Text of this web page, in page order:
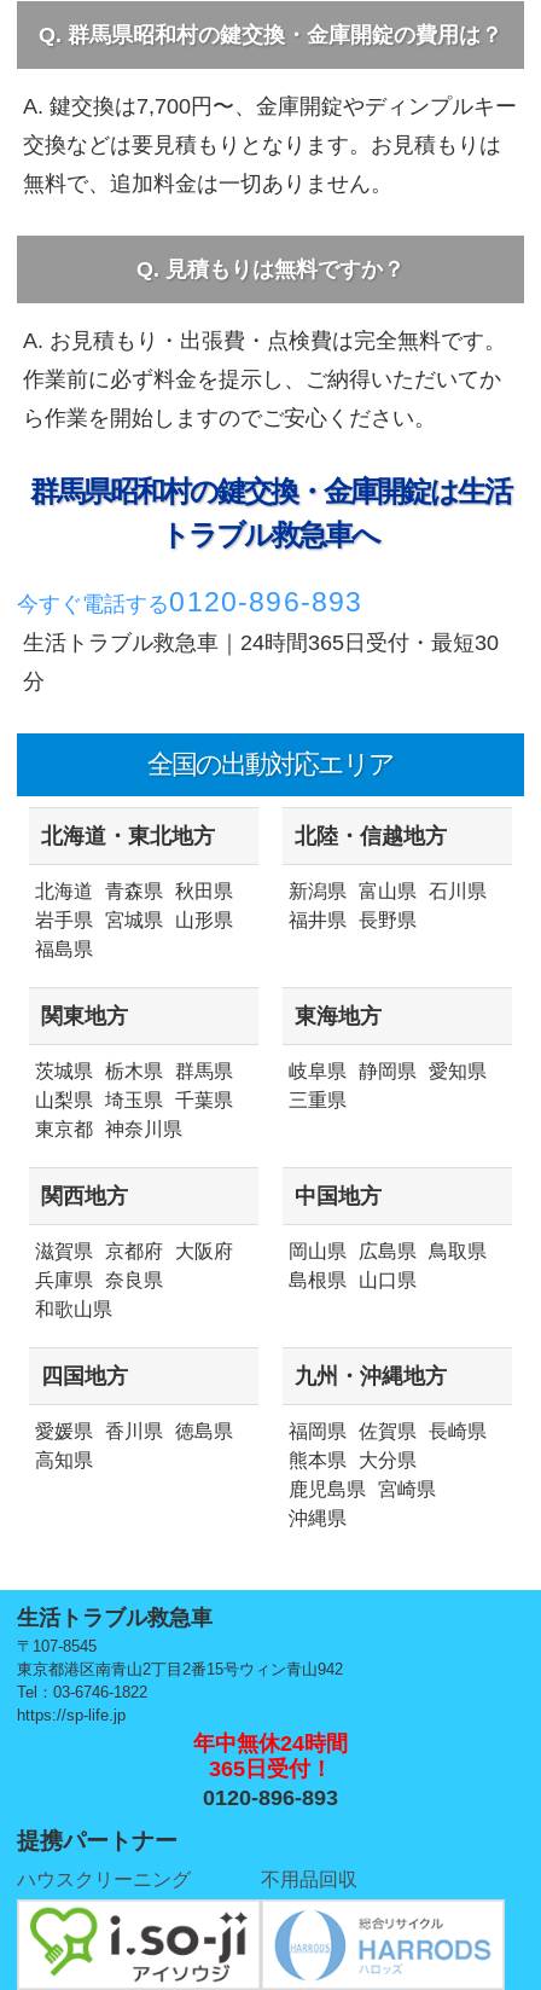
Q. 群馬県昭和村の鍵交換・金庫開錠の費用は？
A. 鍵交換は7,700円〜、金庫開錠やディンプルキー
交換などは要見積もりとなります。お見積もりは
無料で、追加料金は一切ありません。
Q. 見積もりは無料ですか？
A. お見積もり・出張費・点検費は完全無料です。
作業前に必ず料金を提示し、ご納得いただいてか
ら作業を開始しますのでご安心ください。
群馬県昭和村の鍵交換・金庫開錠は生活
トラブル救急車へ
今すぐ電話する0120-896-893
生活トラブル救急車｜24時間365日受付・最短30
分
全国の出動対応エリア
北海道・東北地方
北海道 青森県
秋田県
岩手県
宮城県
山形県
福島県
北陸・信越地方
新潟県 富山県
石川県
福井県
長野県
関東地方
茨城県 栃木県
群馬県
山梨県
埼玉県
千葉県
東京都
神奈川県
東海地方
岐阜県 静岡県
愛知県
三重県
関西地方
滋賀県 京都府
大阪府
兵庫県
奈良県
和歌山県
中国地方
岡山県 広島県
鳥取県
島根県
山口県
四国地方
愛媛県 香川県
徳島県
高知県
九州・沖縄地方
福岡県 佐賀県
長崎県
熊本県
大分県
鹿児島県
宮崎県
沖縄県
生活トラブル救急車
〒107-8545
東京都港区南青山2丁目2番15号ウィン青山942
Tel：03-6746-1822
https://sp-life.jp
年中無休24時間
365日受付！
0120-896-893
提携パートナー
ハウスクリーニング 不用品回収